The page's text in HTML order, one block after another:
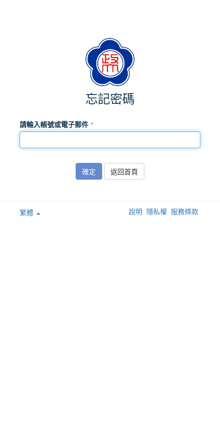
忘記密碼
請輸入帳號或電子郵件
確定 返回首頁
繁體 說明 隱私權 服務條款